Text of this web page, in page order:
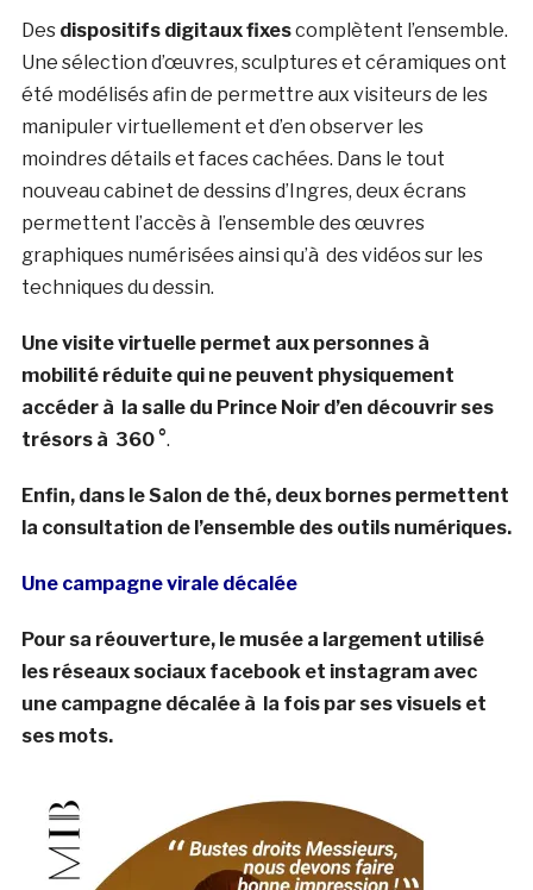
Des dispositifs digitaux fixescomplètent l’ensemble.
Une sélection d’œuvres, sculptures et céramiques ont
été modélisés afin de permettre aux visiteurs de les
manipuler virtuellement et d’en observer les
moindres détails et faces cachées. Dans le tout
nouveau cabinet de dessins d’Ingres, deux écrans
permettent l’accès à l’ensemble des œuvres
graphiques numérisées ainsi qu’à des vidéos sur les
techniques du dessin.
Une visite virtuelle permet aux personnes à
mobilité réduite qui ne peuvent physiquement
accéder à la salle du Prince Noir d’en découvrir ses
trésors à 360 °.
Enfin, dans le Salon de thé, deux bornes permettent
la consultation de l’ensemble des outils numériques.
Une campagne virale décalée
Pour sa réouverture, le musée a largement utilisé
les réseaux sociaux facebook et instagram avec
une campagne décalée à la fois par ses visuels et
ses mots.